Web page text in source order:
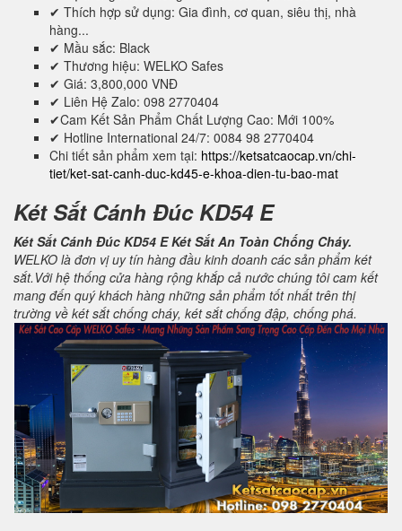
✔ Thích hợp sử dụng: Gia đình, cơ quan, siêu thị, nhà
hàng...
✔ Mầu sắc: Black
✔ Thương hiệu: WELKO Safes
✔ Giá: 3,800,000 VNĐ
✔ Liên Hệ Zalo: 098 2770404
✔Cam Kết Sản Phẩm Chất Lượng Cao: Mới 100%
✔ Hotline International 24/7: 0084 98 2770404
Chi tiết sản phẩm xem tại: https://ketsatcaocap.vn/chi-
tiet/ket-sat-canh-duc-kd45-e-khoa-dien-tu-bao-mat
Két Sắt Cánh Đúc KD54 E
Két Sắt Cánh Đúc KD54 E Két Sắt An Toàn Chống Cháy.
WELKO là đơn vị uy tín hàng đầu kinh doanh các sản phẩm két
sắt.Với hệ thống cửa hàng rộng khắp cả nước chúng tôi cam kết
mang đến quý khách hàng những sản phẩm tốt nhất trên thị
trường về két sắt chống cháy, két sắt chống đập, chống phá.